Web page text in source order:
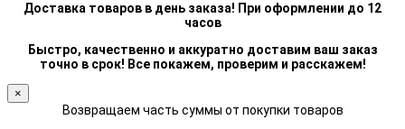
Доставка товаров в день заказа! При оформлении до 12
часов
Быстро, качественно и аккуратно доставим ваш заказ
точно в срок! Все покажем, проверим и расскажем!
×
Возвращаем часть суммы от покупки товаров